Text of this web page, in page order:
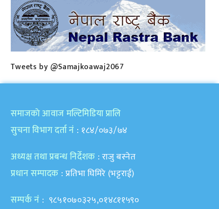
Tweets by @Samajkoawaj2067
समाजकाे आवाज मल्टिमिडिया प्रालि
सुचना विभाग दर्ता नं : १८४/०७३/७४
अध्यक्ष तथा प्रबन्ध निर्देशक : राजु बस्नेत
प्रधान सम्पादक : प्रतिभा घिमिरे (भट्टराई)
सम्पर्क नं : ९८५१०७०३२५,०१४८११५९०